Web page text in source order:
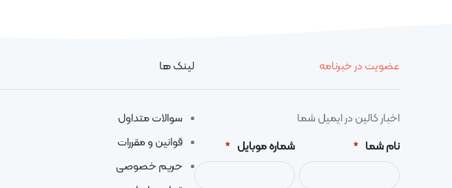
عضویت در خبرنامه
اخبار کالین در ایمیل شما
نام شما
* شماره موبایل *
لینک ها
سوالات متداول
قوانین و مقررات
حریم خصوصی